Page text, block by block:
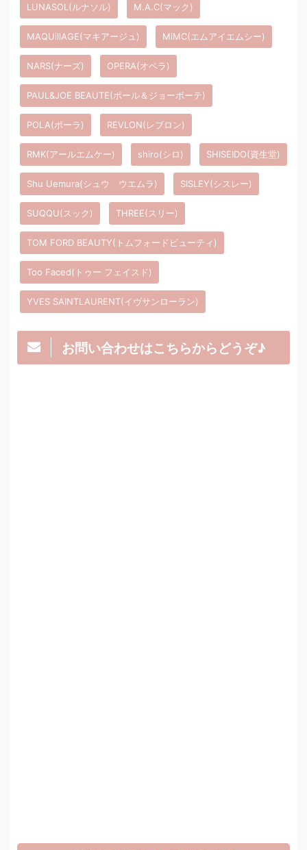
LUNASOL(ルナソル) M.A.C(マック)
MAQUillAGE(マキアージュ) MiMC(エムアイエムシー)
NARS(ナーズ) OPERA(オペラ)
PAUL&JOE BEAUTE(ポール＆ジョーボーテ)
POLA(ポーラ) REVLON(レブロン)
RMK(アールエムケー) shiro(シロ) SHISEIDO(資生堂)
Shu Uemura(シュウ ウエムラ) SISLEY(シスレー)
SUQQU(スック) THREE(スリー)
TOM FORD BEAUTY(トムフォードビューティ)
Too Faced(トゥー フェイスド)
YVES SAINTLAURENT(イヴサンローラン)
お問い合わせはこちらからどうぞ♪